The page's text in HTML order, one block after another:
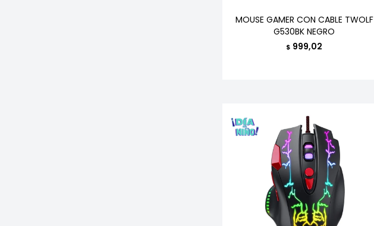
MOUSE GAMER CON CABLE TWOLF
G530BK NEGRO
$ 999,02